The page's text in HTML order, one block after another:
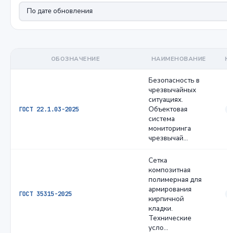
ОБОЗНАЧЕНИЕ НАИМЕНОВАНИЕ
ГОСТ 22.1.03-2025
Безопасность в
чрезвычайных
ситуациях.
Объектовая
система
мониторинга
чрезвычай…
ГОСТ 35315-2025
Сетка
композитная
полимерная для
армирования
кирпичной
кладки.
Технические
усло…